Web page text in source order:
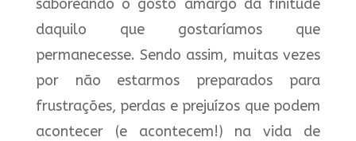
saboreando o gosto amargo da finitude
daquilo que gostaríamos que
permanecesse. Sendo assim, muitas vezes
por não estarmos preparados para
frustrações, perdas e prejuízos que podem
acontecer (e acontecem!) na vida de